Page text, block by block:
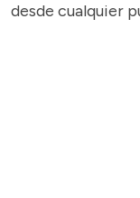
desde cualquier